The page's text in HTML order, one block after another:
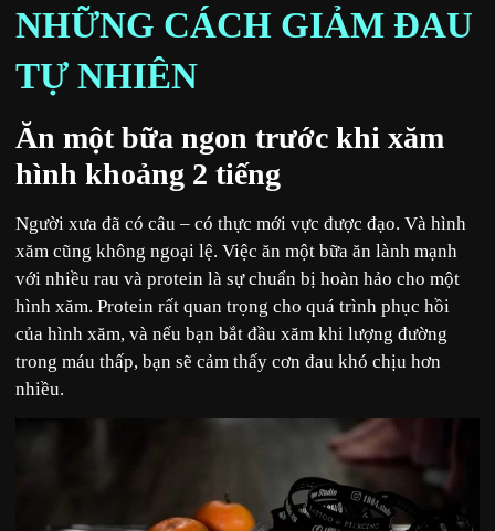
NHỮNG CÁCH GIẢM ĐAU
TỰ NHIÊN
Ăn một bữa ngon trước khi xăm
hình khoảng 2 tiếng
Người xưa đã có câu – có thực mới vực được đạo. Và hình
xăm cũng không ngoại lệ. Việc ăn một bữa ăn lành mạnh
với nhiều rau và protein là sự chuẩn bị hoàn hảo cho một
hình xăm. Protein rất quan trọng cho quá trình phục hồi
của hình xăm, và nếu bạn bắt đầu xăm khi lượng đường
trong máu thấp, bạn sẽ cảm thấy cơn đau khó chịu hơn
nhiều.